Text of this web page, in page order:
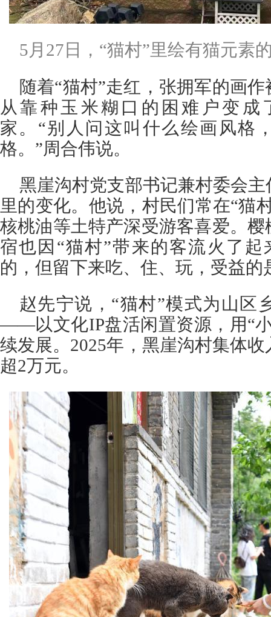
5月27日，“猫村”里绘有猫元
随着“猫村”走红，张拥军的画
从靠种玉米糊口的困难户变成
家。“别人问这叫什么绘画风格
格。”周合伟说。
黑崖沟村党支部书记兼村委会
里的变化。他说，村民们常在“猫
核桃油等土特产深受游客喜爱。
宿也因“猫村”带来的客流火了
的，但留下来吃、住、玩，受益的
赵先宁说，“猫村”模式为山区
——以文化IP盘活闲置资源，用“
续发展。2025年，黑崖沟村集体
超2万元。